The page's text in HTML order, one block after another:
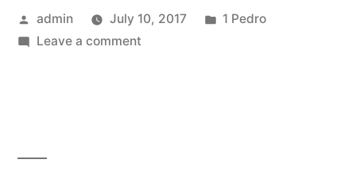
Posted
by
admin July 10, 2017
Posted
1 Pedro
Leave a commenton